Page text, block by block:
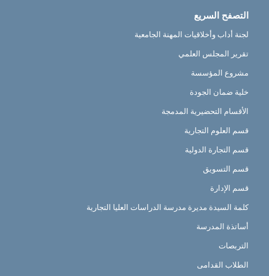
التصفح السريع
لجنة أداب وأخلاقيات المهنة الجامعية
تقرير المجلس العلمي
مشروع المؤسسة
خلية ضمان الجودة
الأقسام التحضيرية المدمجة
قسم العلوم التجارية
قسم التجارة الدولية
قسم التسويق
قسم الإدارة
كلمة السيدة مديرة مدرسة الدراسات العليا التجارية
أساتذة المدرسة
التربصات
الطلاب القدامى